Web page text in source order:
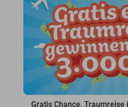
Gratis Chance, Traumreise